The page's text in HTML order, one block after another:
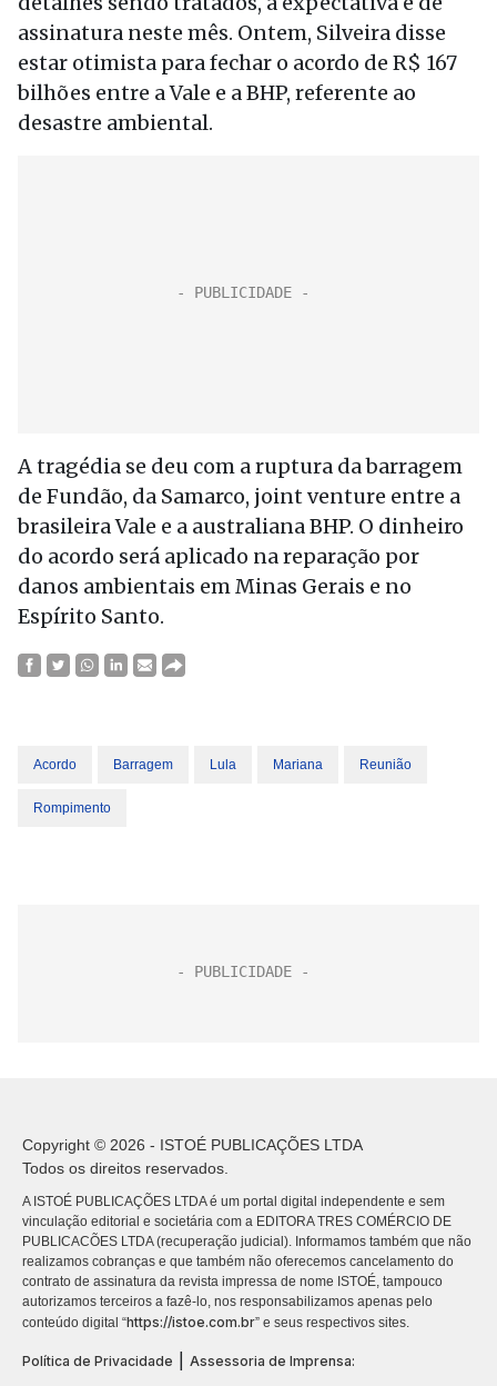
assinatura neste mês. Ontem, Silveira disse
estar otimista para fechar o acordo de R$ 167
bilhões entre a Vale e a BHP, referente ao
desastre ambiental.
A tragédia se deu com a ruptura da barragem
de Fundão, da Samarco, joint venture entre a
brasileira Vale e a australiana BHP. O dinheiro
do acordo será aplicado na reparação por
danos ambientais em Minas Gerais e no
Espírito Santo.
Acordo Barragem Lula Mariana Reunião
Rompimento
Copyright © 2026 - ISTOÉ PUBLICAÇÕES LTDA
Todos os direitos reservados.
A ISTOÉ PUBLICAÇÕES LTDA é um portal digital independente e sem
vinculação editorial e societária com a EDITORA TRES COMÉRCIO DE
PUBLICACÕES LTDA (recuperação judicial). Informamos também que não
realizamos cobranças e que também não oferecemos cancelamento do
contrato de assinatura da revista impressa de nome ISTOÉ, tampouco
autorizamos terceiros a fazê-lo, nos responsabilizamos apenas pelo
conteúdo digital “https://istoe.com.br” e seus respectivos sites.
Política de Privacidade
Assessoria de Imprensa: